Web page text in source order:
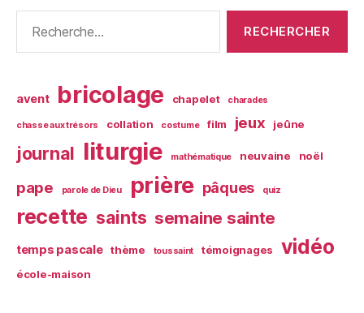
avent bricolage chapelet charades
chasse aux trésors collation costume film jeux jeûne
journal liturgie mathématique neuvaine noël
pape parole de Dieu prière pâques quiz
recette saints semaine sainte
temps pascale thème toussaint témoignages vidéo
école-maison